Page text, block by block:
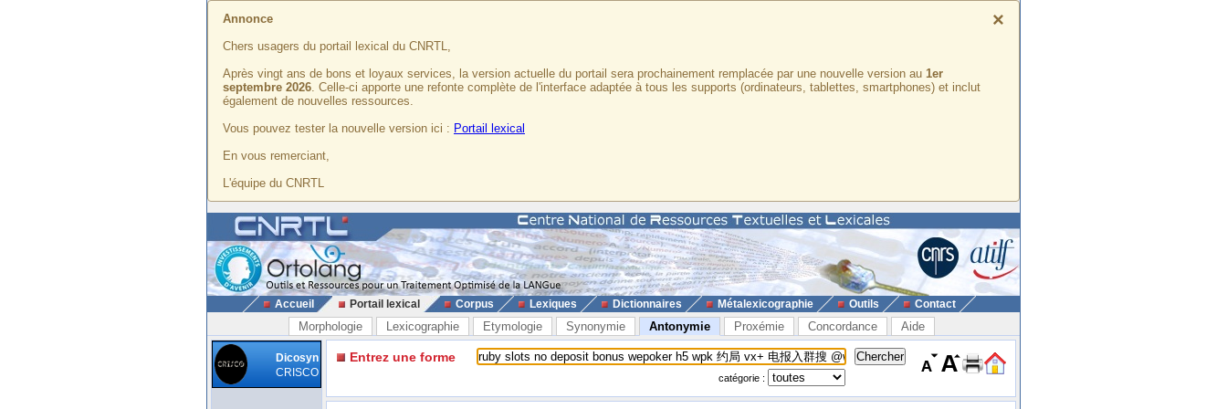
×
Annonce
Chers usagers du portail lexical du CNRTL,
Après vingt ans de bons et loyaux services, la version actuelle du portail sera prochainement remplacée par une nouvelle version au 1er
septembre 2026. Celle-ci apporte une refonte complète de l'interface adaptée à tous les supports (ordinateurs, tablettes, smartphones) et inclut
également de nouvelles ressources.
Vous pouvez tester la nouvelle version ici : Portail lexical
En vous remerciant,
L'équipe du CNRTL
Accueil Portail lexical Corpus Lexiques Dictionnaires Métalexicographie Outils Contact
Morphologie Lexicographie Etymologie Synonymie Antonymie Proxémie Concordance Aide
Dicosyn
CRISCO
Entrez une forme
catégorie :